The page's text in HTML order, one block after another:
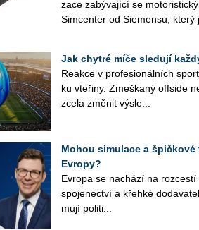
za­ce za­bý­va­jí­cí se
Sim­cen­ter od Sie­men­su, který
Jak chytré míče sledují
Re­ak­ce v pro­fe­si­o­nál­ních
ku vte­ři­ny. Zmeš­ka­ný off­si­de
zcela změ­nit vý­sle...
Mohou simulace a
Evropy?
Ev­ro­pa se na­chá­zí na
spo­je­nec­tví a křeh­ké
mu­jí po­li­ti­...